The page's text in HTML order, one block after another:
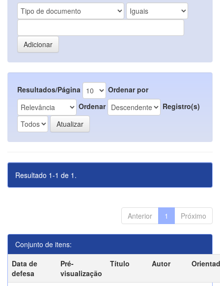
Resultados/Página
Ordenar por
Ordenar
Registro(s)
Resultado 1-1 de 1.
Anterior 1 Próximo
Conjunto de itens:
Data de
defesa
Pré-
visualização
Título Autor